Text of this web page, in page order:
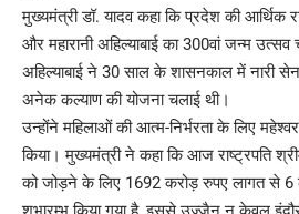
मुख्यमंत्री डॉ. यादव कहा कि प्रदेश की आर्थिक
और महारानी अहिल्याबाई का 300वां जन्म उत्सव
अहिल्याबाई ने 30 साल के शासनकाल में नारी
अनेक कल्याण की योजना चलाई थी।
उन्होंने महिलाओं की आत्म-निर्भरता के लिए महेश्वर
किया। मुख्यमंत्री ने कहा कि आज राष्ट्रपति
को जोड़ने के लिए 1692 करोड़ रुपए लागत से 6